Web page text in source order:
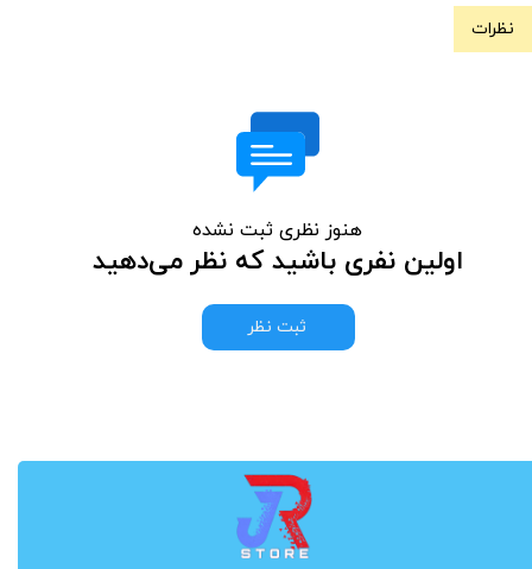
نظرات
هنوز نظری ثبت نشده
اولین نفری باشید که نظر می‌دهید
ثبت نظر